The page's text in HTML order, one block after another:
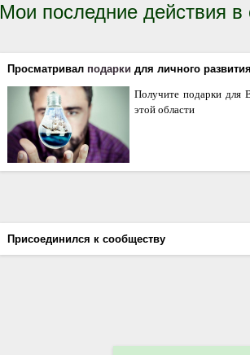
Мои последние действия
Просматривал подарки для личного
Получите подарки для
этой области
Присоединился к сообществу